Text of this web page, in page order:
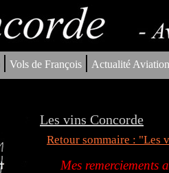
| Vols de François | Actualité
Les vins Concorde
Retour sommaire : "Les
Mes